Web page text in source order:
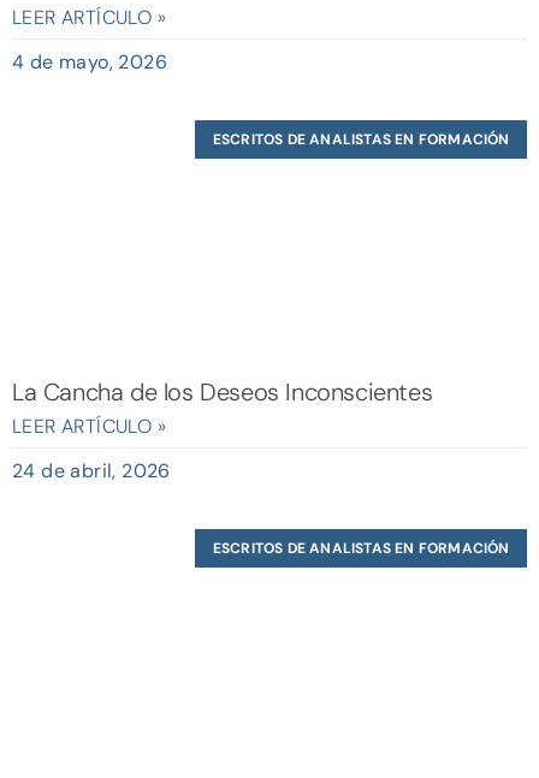
LEER ARTÍCULO »
4 de mayo, 2026
ESCRITOS DE ANALISTAS EN FORMACIÓN
La Cancha de los Deseos Inconscientes
LEER ARTÍCULO »
24 de abril, 2026
ESCRITOS DE ANALISTAS EN FORMACIÓN